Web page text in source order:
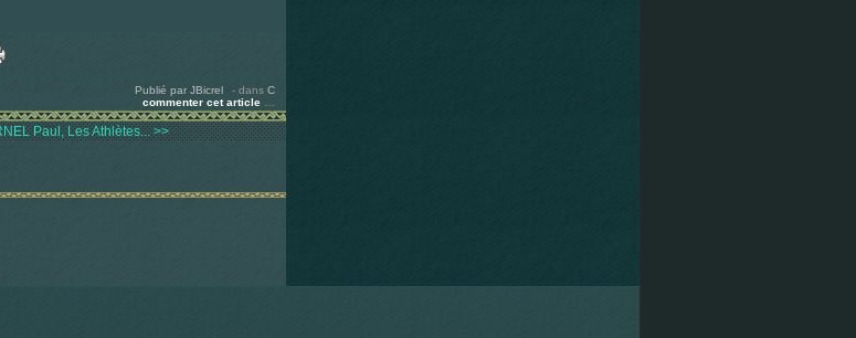
Publié par JBicrel - dans C
commenter cet article
Paul, Les Athlètes... >>